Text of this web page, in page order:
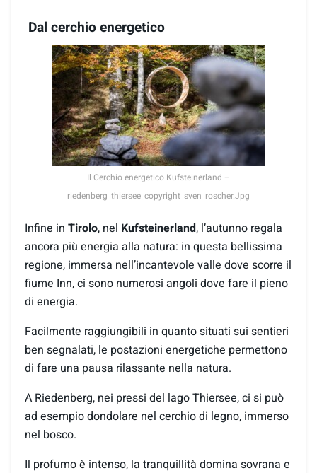
Dal cerchio energetico
Il Cerchio energetico Kufsteinerland –
riedenberg_thiersee_copyright_sven_roscher.Jpg
Infine in Tirolo, nel Kufsteinerland, l’autunno regala
ancora più energia alla natura: in questa bellissima
regione, immersa nell’incantevole valle dove scorre il
fiume Inn, ci sono numerosi angoli dove fare il pieno
di energia.
Facilmente raggiungibili in quanto situati sui sentieri
ben segnalati, le postazioni energetiche permettono
di fare una pausa rilassante nella natura.
A Riedenberg, nei pressi del lago Thiersee, ci si può
ad esempio dondolare nel cerchio di legno, immerso
nel bosco.
Il profumo è intenso, la tranquillità domina sovrana e